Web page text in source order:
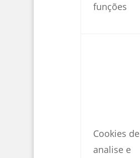
funções
Cookies de
analise e